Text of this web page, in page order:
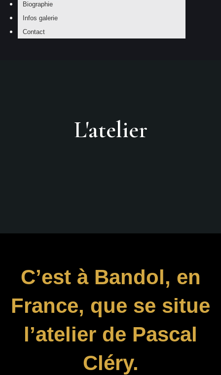
Biographie
Infos galerie
Contact
L'atelier
C’est à Bandol, en
France, que se situe
l’atelier de Pascal
Cléry.